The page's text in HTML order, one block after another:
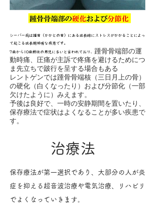
​シーバー病は踵骨（かかとの骨）にある成長線にストレスがかかることによっ
て​起こる成長期特有な疾患です。
​7歳から10歳前後の男児に多いと言われており、
踵骨骨端部の運
動時痛、圧痛が主訴で疼痛を避けるためにつ
ま先立ちで跛行を呈する場合もある
レントゲンでは踵骨骨端核（三日月上の骨）
の硬化（白くなったり）および分節化（一部
欠けたように）みえます。
予後は良好で、一時の安静期間を置いたり、
​保存療法で症状はよくなることが多い疾患で
す。
​治療法
​保存療法が第一選択であり、大部分の人が炎
症を抑える超音波治療や電気治療、リハビリ
でよくなっていきます。